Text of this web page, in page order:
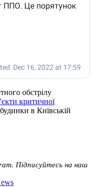
обстрілу
критичної
в Київській
Підписуйтесь на наш